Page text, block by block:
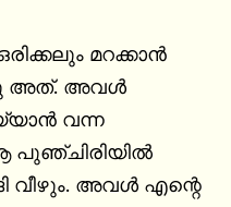
മറക്കാൻ
അത്. അവൾ
വന്ന
പുഞ്ചിരിയിൽ
വീഴും. അവൾ എന്റെ